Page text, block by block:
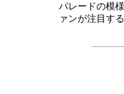
パレードの模
ァンが注目す